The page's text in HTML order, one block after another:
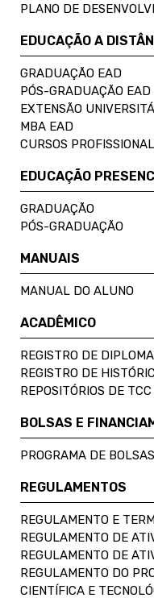
PLANO DE
EDUCAÇÃO A
GRADUAÇÃO EAD
PÓS-GRADUAÇÃO EAD
EXTENSÃO
MBA EAD
CURSOS
EDUCAÇÃO
GRADUAÇÃO
PÓS-GRADUAÇÃO
MANUAIS
MANUAL DO ALUNO
ACADÊMICO
REGISTRO DE
REGISTRO DE
REPOSITÓRIOS DE TCC
BOLSAS E
PROGRAMA DE BOLSAS
REGULAMENTOS
REGULAMENTO E
REGULAMENTO DE
REGULAMENTO DE
REGULAMENTO DO
CIENTÍFICA E